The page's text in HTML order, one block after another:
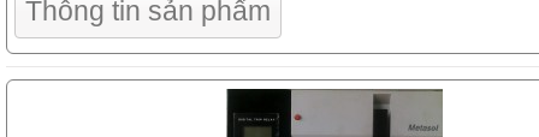
Thông tin sản phẩm